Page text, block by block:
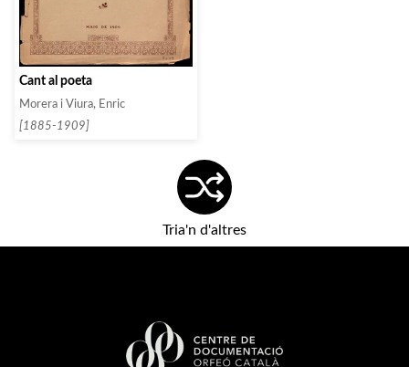
Cant al poeta
Morera i Viura, Enric
[1885-1909]
Tria'n d'altres